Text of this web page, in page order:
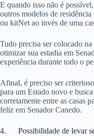
E quando isso não é
outros modelos de
ou kitNet ao invés de uma
Tudo precisa ser colocado
otimizar sua estadia em
experiência durante todo o
Afinal, é preciso ser
para um Estado novo e
corretamente entre as casas
feliz em Senador Canedo.
4. Possibilidade de levar